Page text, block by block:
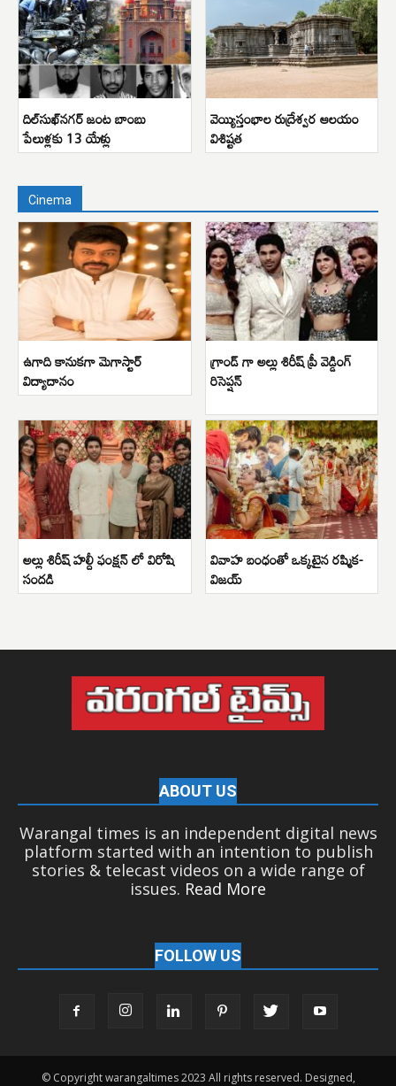
దిల్‌సుఖ్‌నగర్ జంట బాంబు
పేలుళ్లకు 13 యేళ్లు
వెయ్యిస్తంభాల రుద్రేశ్వర ఆలయం
విశిష్టత
Cinema
ఉగాది కానుకగా మెగాస్టార్
విద్యాదానం
గ్రాండ్ గా అల్లు శిరీష్ ప్రీ వెడ్డింగ్
రిసెప్షన్
అల్లు శిరీష్ హల్దీ ఫంక్షన్ లో విరోషి
సందడి
వివాహ బంధంతో ఒక్కటైన రష్మిక-
విజయ్
ABOUT US
Warangal times is an independent digital news
platform started with an intention to publish
stories & telecast videos on a wide range of
issues. Read More
FOLLOW US
© Copyright warangaltimes 2023 All rights reserved. Designed,